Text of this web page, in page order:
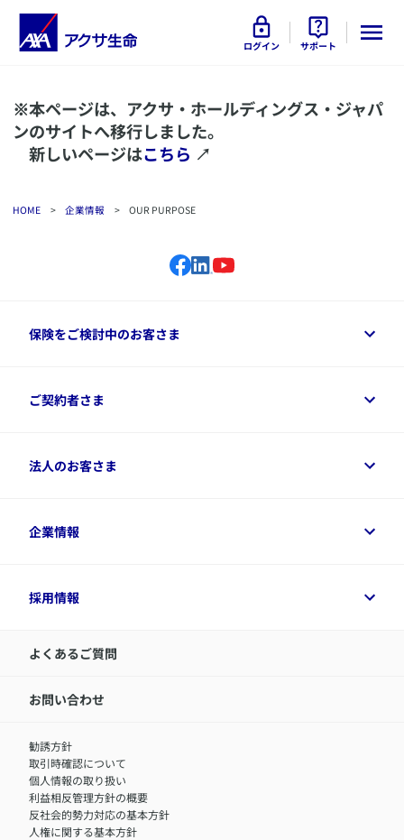
ログイン サポート
※本ページは、アクサ・ホールディングス・ジャパ
ンのサイトへ移行しました。
新しいページはこちら ↗
HOME > 企業情報 > OUR PURPOSE
保険をご検討中のお客さま
保険をご検討中のお客さまトップ
資料請求
変額保険各種情報
ご契約者さま
ご契約者さまトップ
デジタル約款
令和8年（2026年）分の生命保険料控除証明書について
アクサのネット完結保険（旧アクサダイレクト生命）
法人のお客さま
法人のお客さまトップ
経営者サポートサービス
企業情報
企業情報トップ
アクサ生命が選ばれる理由
IR情報
サステナビリティの取り組み
​お客さまを金融犯罪からお守りするために
アクサグループについて
採用情報
採用情報トップ
中途採用：内勤正社員
職）
中途採用：フィナンシャルプラン・アドバイザー（営業職）
障害者採用
よくあるご質問
お問い合わせ
勧誘方針
取引時確認について
個人情報の取り扱い
利益相反管理方針の概要
反社会的勢力対応の基本方針
人権に関する基本方針